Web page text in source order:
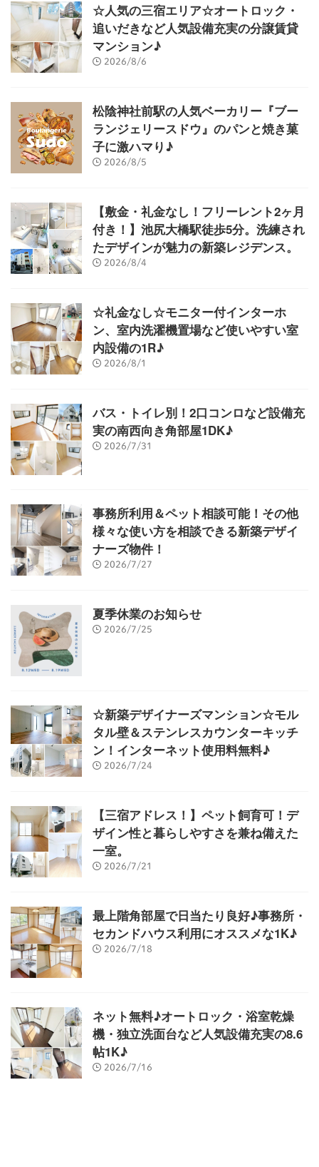
☆人気の三宿エリア☆オートロック・
追いだきなど人気設備充実の分譲賃貸
マンション♪
2026/8/6
松陰神社前駅の人気ベーカリー『ブー
ランジェリースドウ』のパンと焼き菓
子に激ハマり♪
2026/8/5
【敷金・礼金なし！フリーレント2ヶ月
付き！】池尻大橋駅徒歩5分。洗練され
たデザインが魅力の新築レジデンス。
2026/8/4
☆礼金なし☆モニター付インターホ
ン、室内洗濯機置場など使いやすい室
内設備の1R♪
2026/8/1
バス・トイレ別！2口コンロなど設備充
実の南西向き角部屋1DK♪
2026/7/31
事務所利用＆ペット相談可能！その他
様々な使い方を相談できる新築デザイ
ナーズ物件！
2026/7/27
夏季休業のお知らせ
2026/7/25
☆新築デザイナーズマンション☆モル
タル壁＆ステンレスカウンターキッチ
ン！インターネット使用料無料♪
2026/7/24
【三宿アドレス！】ペット飼育可！デ
ザイン性と暮らしやすさを兼ね備えた
一室。
2026/7/21
最上階角部屋で日当たり良好♪事務所・
セカンドハウス利用にオススメな1K♪
2026/7/18
ネット無料♪オートロック・浴室乾燥
機・独立洗面台など人気設備充実の8.6
帖1K♪
2026/7/16